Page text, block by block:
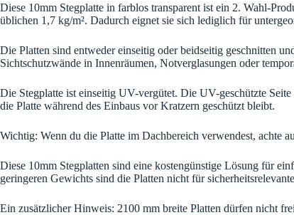
Diese 10mm Stegplatte in farblos transparent ist ein 2. Wahl-
üblichen 1,7 kg/m². Dadurch eignet sie sich lediglich für
Die Platten sind entweder einseitig oder beidseitig geschnitten
Sichtschutzwände in Innenräumen, Notverglasungen oder
Die Stegplatte ist einseitig UV-vergütet. Die UV-geschützte
die Platte während des Einbaus vor Kratzern geschützt bleibt.
Wichtig: Wenn du die Platte im Dachbereich verwendest, achte
Diese 10mm Stegplatten sind eine kostengünstige Lösung für
geringeren Gewichts sind die Platten nicht für
Ein zusätzlicher Hinweis: 2100 mm breite Platten dürfen nicht